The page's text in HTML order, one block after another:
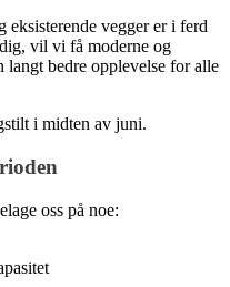
eksisterende vegger er i ferd
vil vi få moderne og
langt bedre opplevelse for alle
i midten av juni.
oss på noe: